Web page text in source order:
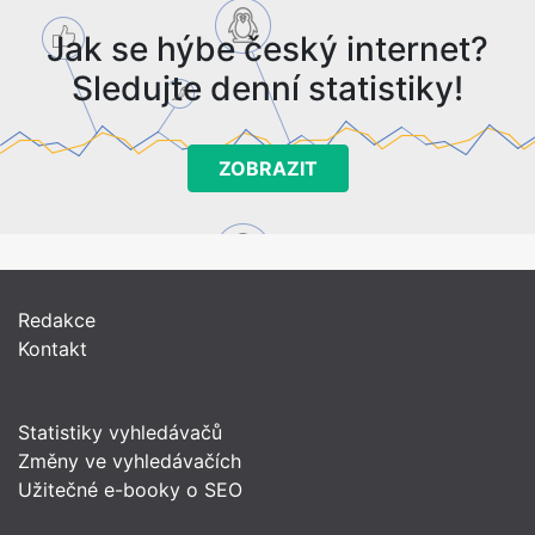
Jak se hýbe český internet?
Sledujte denní statistiky!
ZOBRAZIT
Redakce
Kontakt
Statistiky vyhledávačů
Změny ve vyhledávačích
Užitečné e-booky o SEO